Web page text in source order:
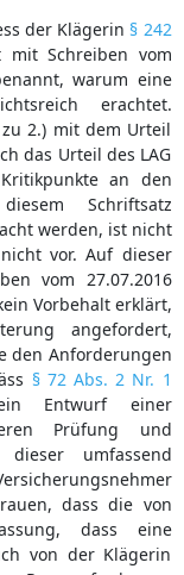
der Klägerin § 242
Schreiben vom
warum eine
erachtet.
2.) mit dem Urteil
das Urteil des LAG
an den
Schriftsatz
werden, ist nicht
vor. Auf dieser
vom 27.07.2016
Vorbehalt erklärt,
angefordert,
den Anforderungen
§ 72 Abs. 2 Nr. 1
Entwurf einer
Prüfung und
umfassend
dass die von
dass eine
von der Klägerin